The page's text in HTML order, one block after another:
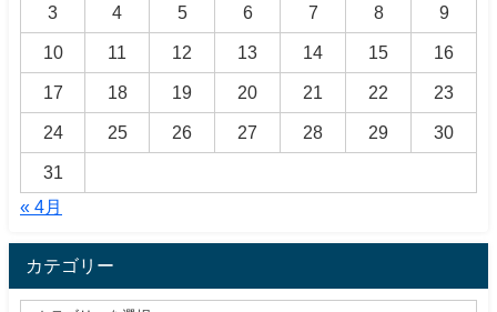
3 4 5 6 7 8 9
10 11 12 13 14 15 16
17 18 19 20 21 22 23
24 25 26 27 28 29 30
31
« 4月
カテゴリー